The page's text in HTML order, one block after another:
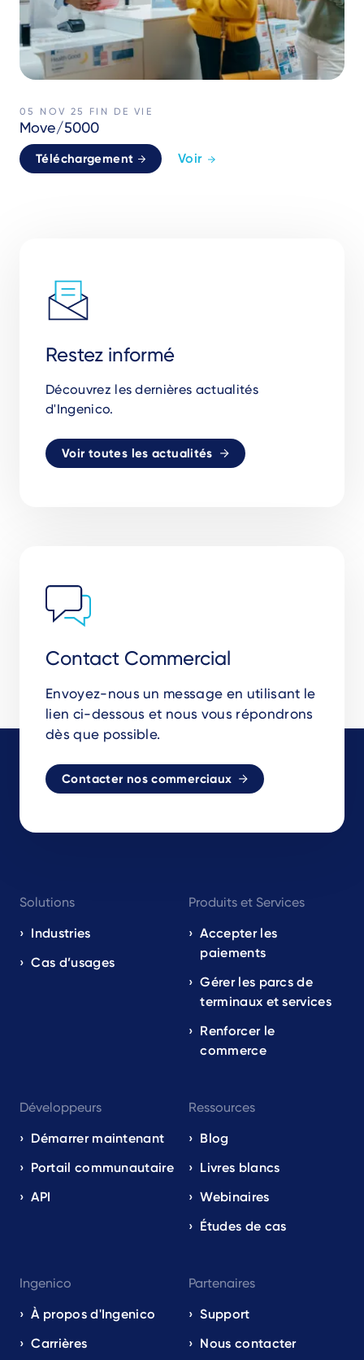
05 NOV 25 FIN DE VIE
Move/5000
Téléchargement Voir
Restez informé
Découvrez les dernières actualités
d'Ingenico.
Voir toutes les actualités
Contact Commercial
Envoyez-nous un message en utilisant le
lien ci-dessous et nous vous répondrons
dès que possible.
Contacter nos commerciaux
navigation
EN
Solutions
Industries
Cas d’usages
Produits et Services
Accepter les
paiements
Gérer les parcs de
terminaux et services
Renforcer le
commerce
Développeurs
Démarrer maintenant
Portail communautaire
API
Ressources
Blog
Livres blancs
Webinaires
Études de cas
Ingenico
À propos d'Ingenico
Carrières
Partenaires
Support
Nous contacter